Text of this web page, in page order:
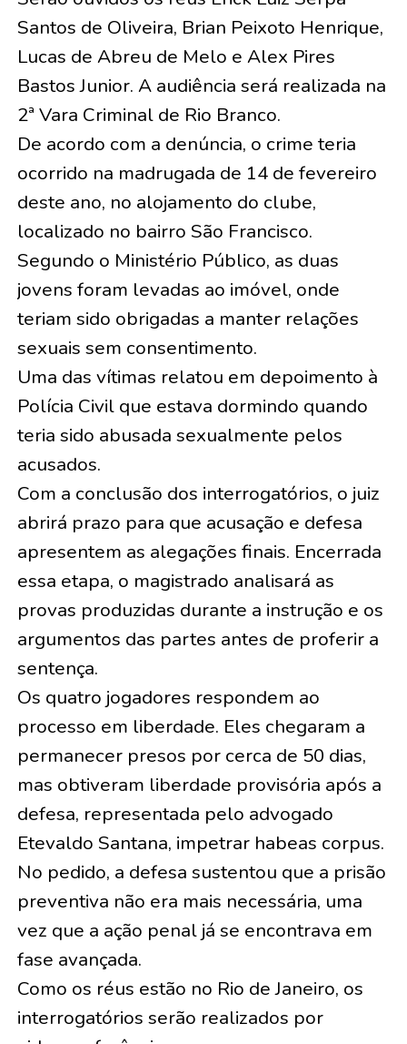
Santos de Oliveira, Brian Peixoto Henrique,
Lucas de Abreu de Melo e Alex Pires
Bastos Junior. A audiência será realizada na
2ª Vara Criminal de Rio Branco.
De acordo com a denúncia, o crime teria
ocorrido na madrugada de 14 de fevereiro
deste ano, no alojamento do clube,
localizado no bairro São Francisco.
Segundo o Ministério Público, as duas
jovens foram levadas ao imóvel, onde
teriam sido obrigadas a manter relações
sexuais sem consentimento.
Uma das vítimas relatou em depoimento à
Polícia Civil que estava dormindo quando
teria sido abusada sexualmente pelos
acusados.
Com a conclusão dos interrogatórios, o juiz
abrirá prazo para que acusação e defesa
apresentem as alegações finais. Encerrada
essa etapa, o magistrado analisará as
provas produzidas durante a instrução e os
argumentos das partes antes de proferir a
sentença.
Os quatro jogadores respondem ao
processo em liberdade. Eles chegaram a
permanecer presos por cerca de 50 dias,
mas obtiveram liberdade provisória após a
defesa, representada pelo advogado
Etevaldo Santana, impetrar habeas corpus.
No pedido, a defesa sustentou que a prisão
preventiva não era mais necessária, uma
vez que a ação penal já se encontrava em
fase avançada.
Como os réus estão no Rio de Janeiro, os
interrogatórios serão realizados por